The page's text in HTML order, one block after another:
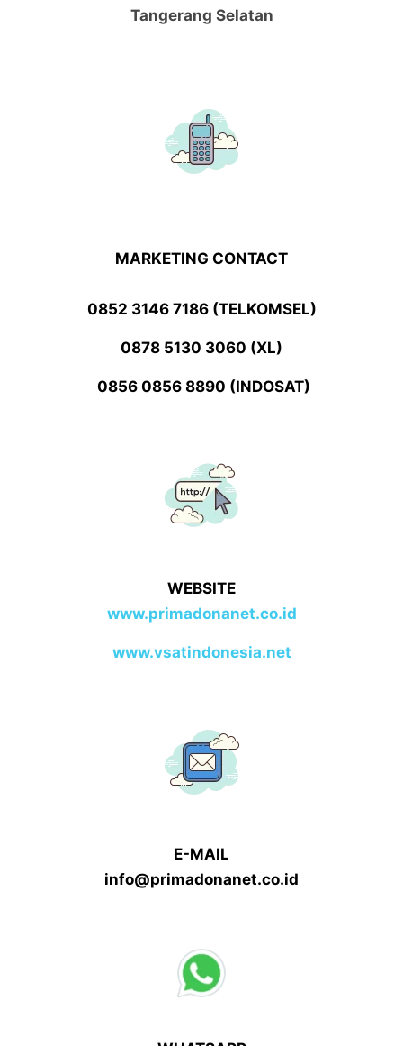
Tangerang Selatan
MARKETING CONTACT
0852 3146 7186 (TELKOMSEL)
0878 5130 3060 (XL)
0856 0856 8890 (INDOSAT)
WEBSITE
www.primadonanet.co.id
www.vsatindonesia.net
E-MAIL
info@primadonanet.co.id